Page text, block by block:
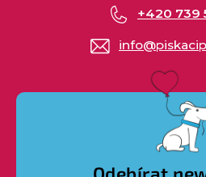
info@
+420 739